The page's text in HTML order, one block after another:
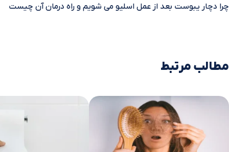
چرا دچار یبوست بعد از عمل اسلیو می شویم و راه درمان آن چیست
مطالب مرتبط